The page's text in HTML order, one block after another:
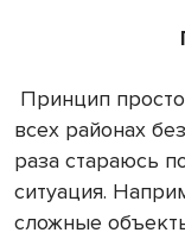
Принцип
всех районах
раза стараюсь
ситуация.
сложные